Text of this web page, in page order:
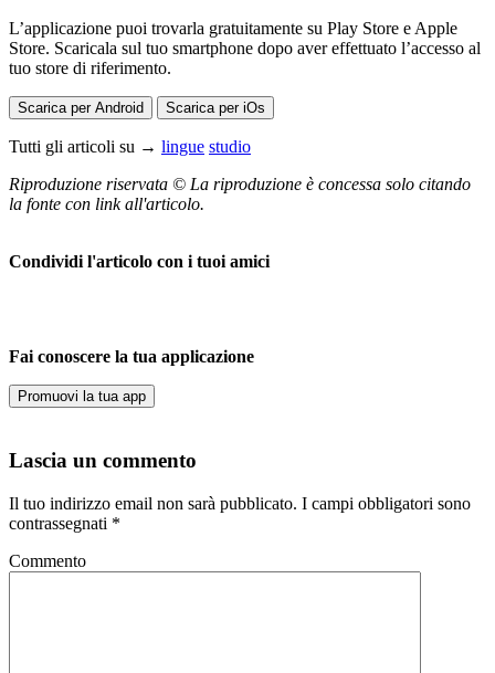
L’applicazione puoi trovarla gratuitamente su Play Store e Apple
Store. Scaricala sul tuo smartphone dopo aver effettuato l’accesso al
tuo store di riferimento.
Scarica per Android Scarica per iOs
Tutti gli articoli su → lingue studio
Riproduzione riservata © La riproduzione è concessa solo citando
la fonte con link all'articolo.
Condividi l'articolo con i tuoi amici
Fai conoscere la tua applicazione
Promuovi la tua app
Lascia un commento
Il tuo indirizzo email non sarà pubblicato. I campi obbligatori sono
contrassegnati *
Commento